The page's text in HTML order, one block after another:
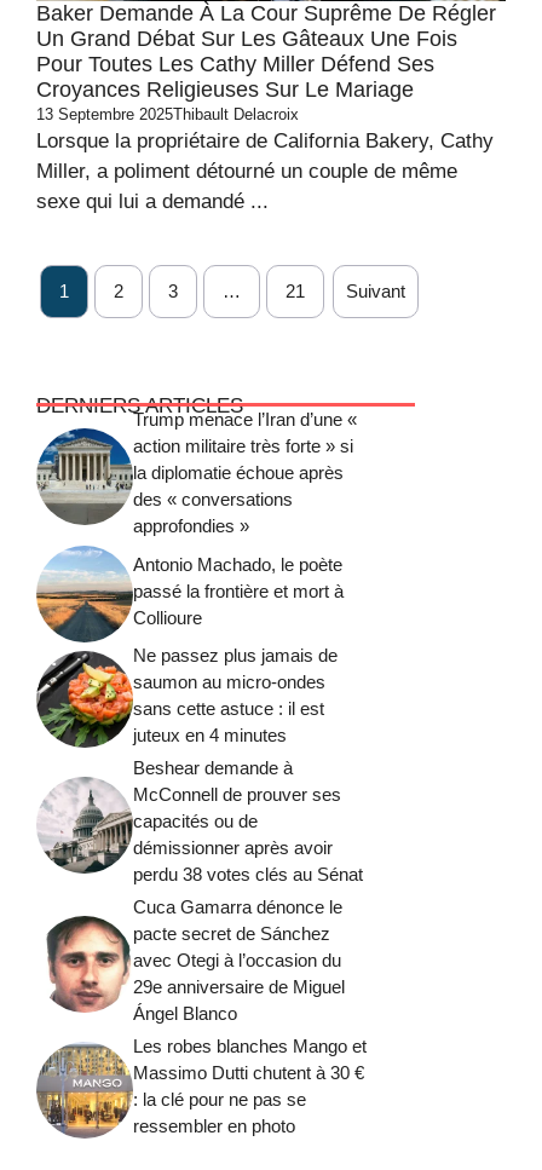
Baker Demande À La Cour Suprême De Régler
Un Grand Débat Sur Les Gâteaux Une Fois
Pour Toutes Les Cathy Miller Défend Ses
Croyances Religieuses Sur Le Mariage
13 Septembre 2025Thibault Delacroix
Lorsque la propriétaire de California Bakery, Cathy
Miller, a poliment détourné un couple de même
sexe qui lui a demandé ...
1 2 3 … 21 Suivant
DERNIERS ARTICLES
Trump menace l’Iran d’une «
action militaire très forte » si
la diplomatie échoue après
des « conversations
approfondies »
Antonio Machado, le poète
passé la frontière et mort à
Collioure
Ne passez plus jamais de
saumon au micro-ondes
sans cette astuce : il est
juteux en 4 minutes
Beshear demande à
McConnell de prouver ses
capacités ou de
démissionner après avoir
perdu 38 votes clés au Sénat
Cuca Gamarra dénonce le
pacte secret de Sánchez
avec Otegi à l’occasion du
29e anniversaire de Miguel
Ángel Blanco
Les robes blanches Mango et
Massimo Dutti chutent à 30 €
: la clé pour ne pas se
ressembler en photo